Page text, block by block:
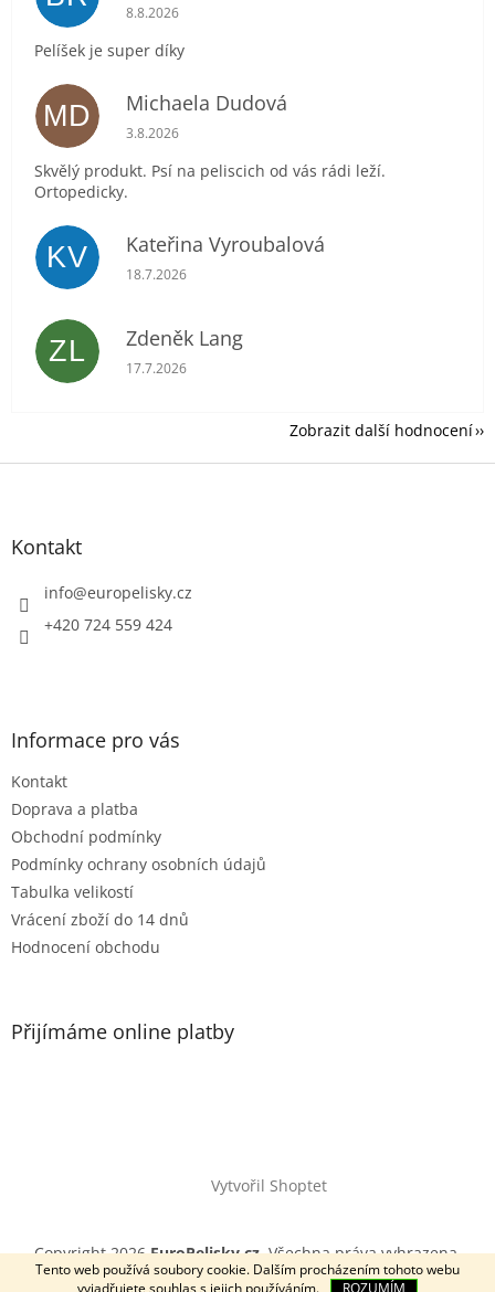
Tento web používá soubory cookie. Dalším procházením tohoto webu
vyjadřujete souhlas s jejich používáním.
ROZUMÍM
Hodnocení obchodu je 5 z 5 hvězdiček.
8.8.2026
Pelíšek je super díky
MD Michaela Dudová
Hodnocení obchodu je 5 z 5 hvězdiček.
3.8.2026
Skvělý produkt. Psí na peliscich od vás rádi leží.
Ortopedicky.
KV Kateřina Vyroubalová
Hodnocení obchodu je 5 z 5 hvězdiček.
18.7.2026
ZL Zdeněk Lang
Hodnocení obchodu je 5 z 5 hvězdiček.
17.7.2026
Zobrazit další hodnocení
Z
Kontakt
info@europelisky.cz
+420 724 559 424
Informace pro vás
Kontakt
Doprava a platba
Obchodní podmínky
Podmínky ochrany osobních údajů
Tabulka velikostí
Vrácení zboží do 14 dnů
Hodnocení obchodu
Přijímáme online platby
Vytvořil Shoptet
Copyright 2026EuroPelisky.cz. Všechna práva vyhrazena.